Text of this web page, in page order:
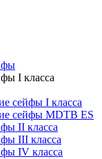
I класса
сейфы I класса
сейфы MDTB ES
II класса
III класса
IV класса